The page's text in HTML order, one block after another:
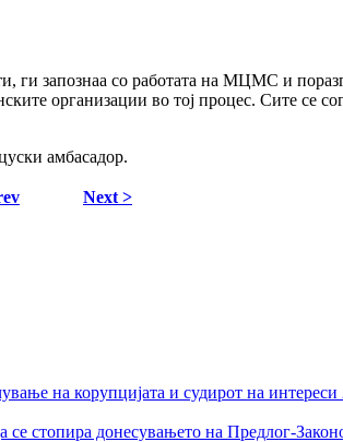
запознаа со работата на МЦМС и
организации во тој процес. Сите се
амбасадор.
Next >
на корупцијата и судирот на
стопира донесувањето на Предлог-